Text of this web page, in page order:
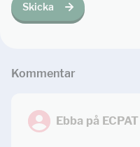
Skicka
Kommentar
Ebba på ECPAT